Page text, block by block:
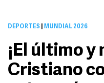
DEPORTES MUNDIAL 2026
¡El último y
Cristiano